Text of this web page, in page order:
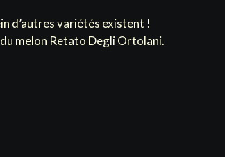
d’autres variétés existent !
melon Retato Degli Ortolani.